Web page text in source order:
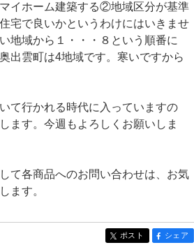
イホーム建築する②地域区分が基準
宅で良いかというわけにはいきませ
地域から１・・・８という順番に
出雲町は4地域です。寒いですから
て行かれる時代に入っていますの
ます。今週もよろしくお願いしま
て各商品へのお問い合わせは、お気
ます。
entry600
ポスト entry600
シェア